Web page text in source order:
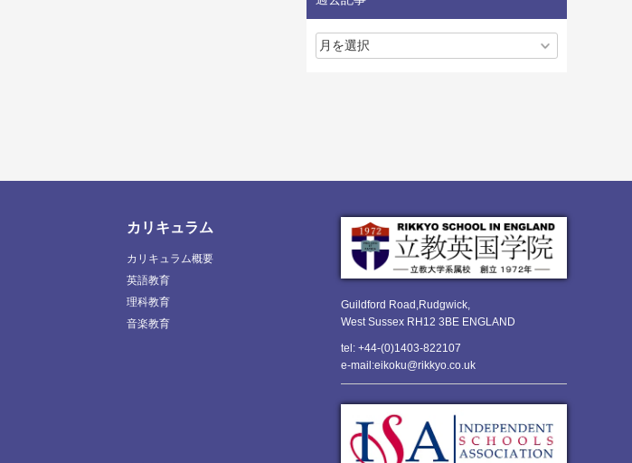
Guildford Road,Rudgwick,
West Sussex RH12 3BE ENGLAND
tel: +44-(0)1403-822107
e-mail:eikoku@rikkyo.co.uk
カリキュラム
カリキュラム概要
英語教育
理科教育
音楽教育